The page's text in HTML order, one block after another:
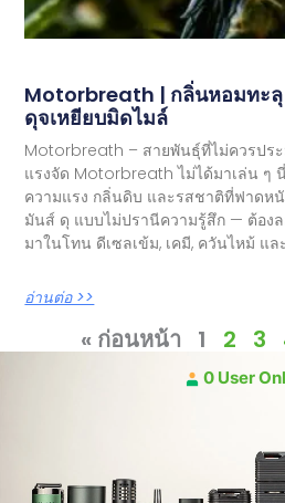
Motorbreath | กลิ่นหอมทะลุ
ดุจเหยียบมิดไมล์
Motorbreath – สายพันธุ์ที่ไม่ควรประ
แรงจัด Motorbreath ไม่ได้มาเล่น ๆ
ความแรง กลิ่นดิบ และรสชาติที่ฟาดห
มันส์ ดุ แบบไม่ปรานีความรู้สึก — ต้อง
มาในโทน ดีเซลเข้ม, เคมี, ควันไหม้ แ
อ่านต่อ >>
« ก่อนหน้า 1 2 3
0 User